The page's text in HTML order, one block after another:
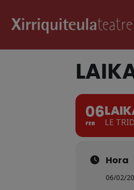
06
FEB LE
Hora
06/02/